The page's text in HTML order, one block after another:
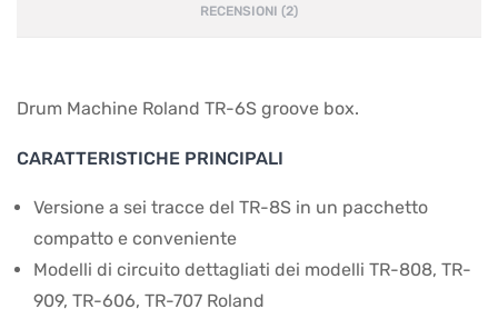
RECENSIONI (2)
Drum Machine Roland TR-6S groove box.
CARATTERISTICHE PRINCIPALI
Versione a sei tracce del TR-8S in un pacchetto
compatto e conveniente
Modelli di circuito dettagliati dei modelli TR-808, TR-
909, TR-606, TR-707 Roland